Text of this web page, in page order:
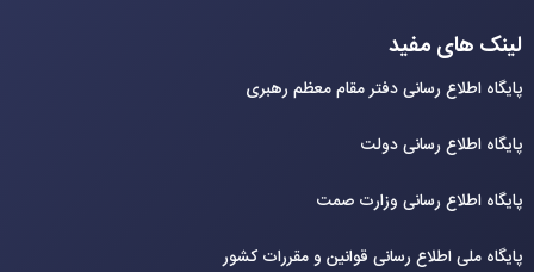
لینک های مفید
پایگاه اطلاع رسانی دفتر مقام معظم رهبری
پایگاه اطلاع رسانی دولت
پایگاه اطلاع رسانی وزارت صمت
پایگاه ملی اطلاع رسانی قوانین و مقررات کشور